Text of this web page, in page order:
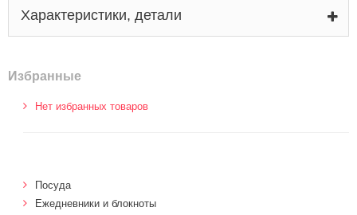
Характеристики, детали
Избранные
Нет избранных товаров
Посуда
Ежедневники и блокноты